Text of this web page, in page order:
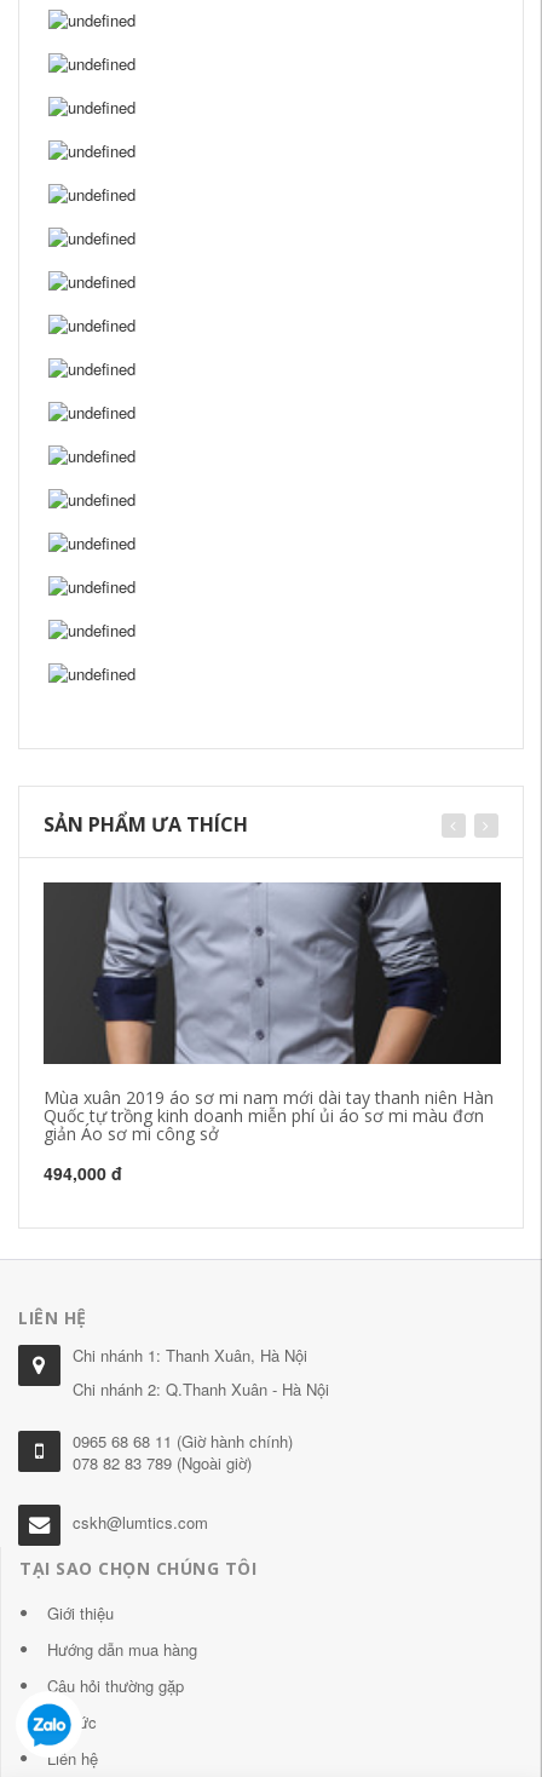
SẢN PHẨM ƯA THÍCH
Mùa xuân 2019 áo sơ mi nam mới dài tay thanh niên Hàn
Quốc tự trồng kinh doanh miễn phí ủi áo sơ mi màu đơn
giản Áo sơ mi công sở
494,000 đ
LIÊN HỆ
Chi nhánh 1: Thanh Xuân, Hà Nội
Chi nhánh 2: Q.Thanh Xuân - Hà Nội
0965 68 68 11 (Giờ hành chính)
078 82 83 789 (Ngoài giờ)
cskh@lumtics.com
TẠI SAO CHỌN CHÚNG TÔI
Giới thiệu
Hướng dẫn mua hàng
Câu hỏi thường gặp
Tin tức
Liên hệ